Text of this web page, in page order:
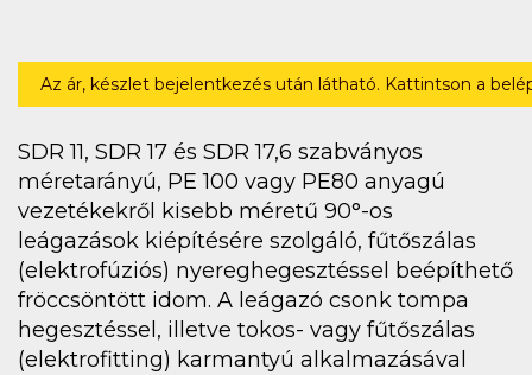
Az ár, készlet bejelentkezés után látható. Kattintson a
SDR 11, SDR 17 és SDR 17,6 szabványos
méretarányú, PE 100 vagy PE80 anyagú
vezetékekről kisebb méretű 90°-os
leágazások kiépítésére szolgáló, fűtőszálas
(elektrofúziós) nyereghegesztéssel beépíthető
fröccsöntött idom. A leágazó csonk tompa
hegesztéssel, illetve tokos- vagy fűtőszálas
(elektrofitting) karmantyú alkalmazásával